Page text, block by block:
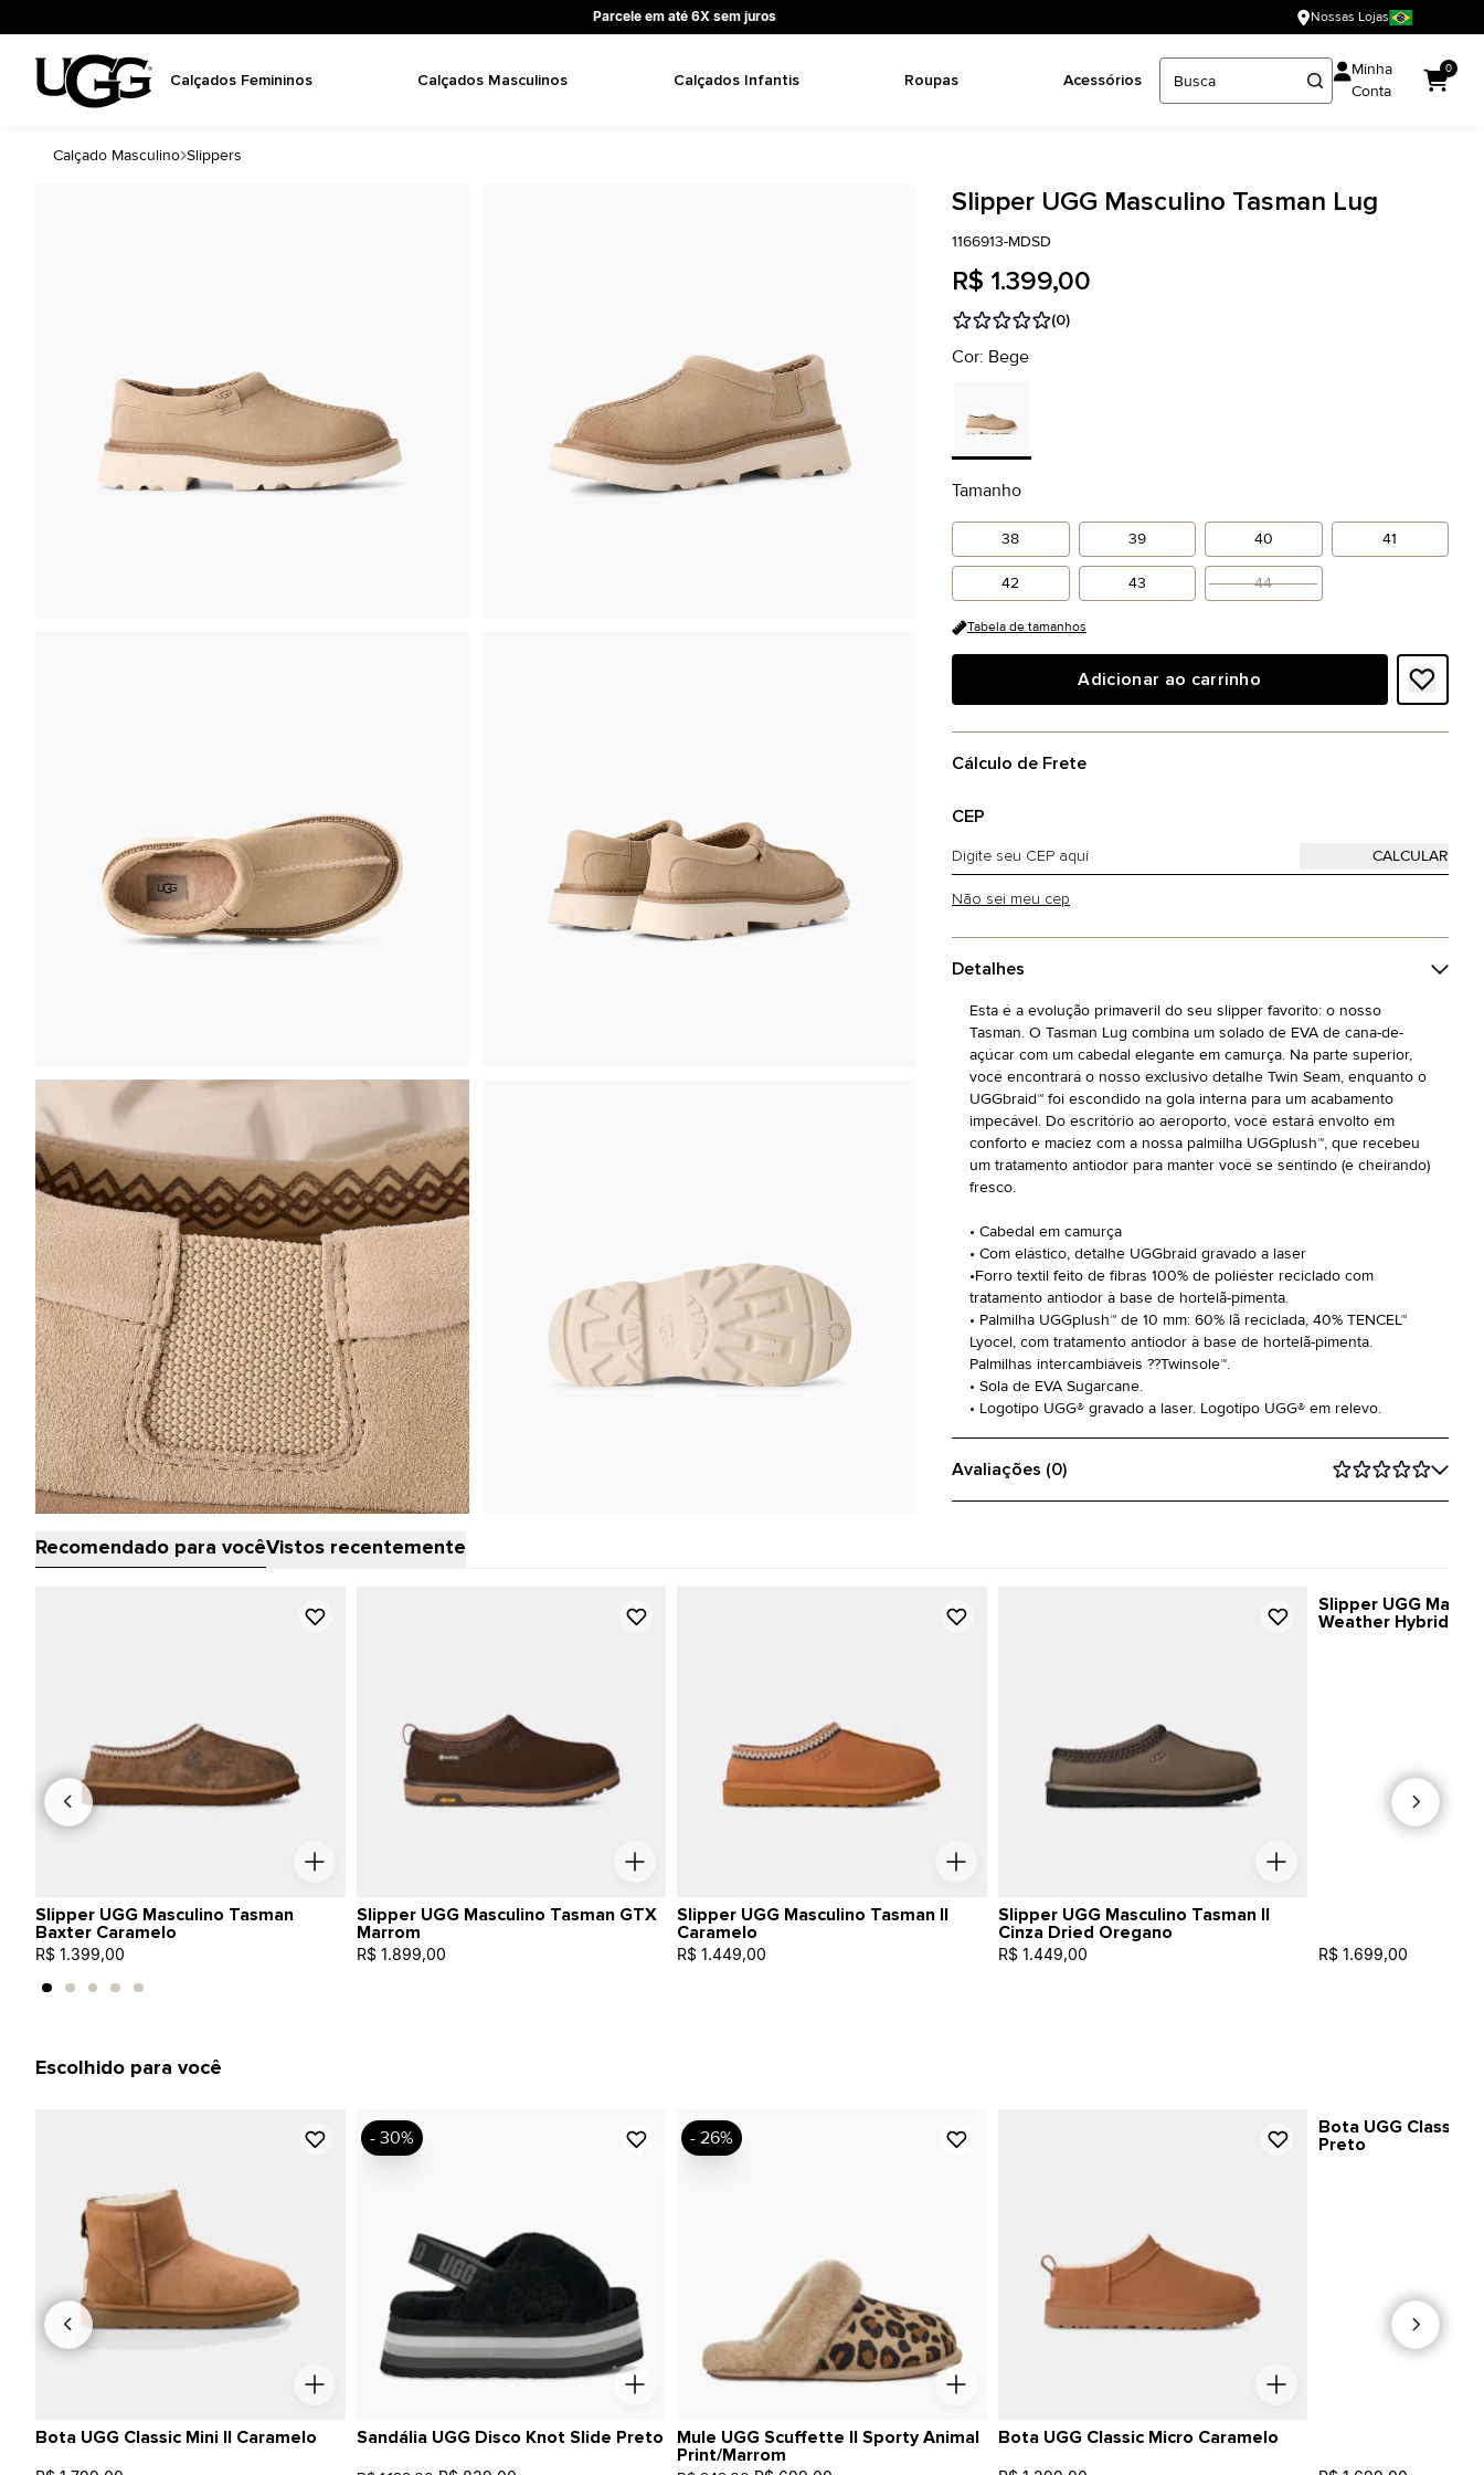
Parcele em até 6X sem juros Nossas Lojas
Calçados Femininos Calçados Masculinos Calçados Infantis Roupas Acessórios
Minha
Conta
0
Calçado Masculino Slippers
Slipper UGG Masculino Tasman Lug
1166913-MDSD
R$ 1.399,00
(0)
Cor: Bege
Tamanho
38 39 40 41
42 43 44
Tabela de tamanhos
Adicionar ao carrinho
Cálculo de Frete
CEP
Não sei meu cep
Detalhes
Esta é a evolução primaveril do seu slipper favorito: o nosso
Tasman. O Tasman Lug combina um solado de EVA de cana-de-
açúcar com um cabedal elegante em camurça. Na parte superior,
você encontrará o nosso exclusivo detalhe Twin Seam, enquanto o
UGGbraid™ foi escondido na gola interna para um acabamento
impecável. Do escritório ao aeroporto, você estará envolto em
conforto e maciez com a nossa palmilha UGGplush™, que recebeu
um tratamento antiodor para manter você se sentindo (e cheirando)
fresco.
• Cabedal em camurça
• Com elástico, detalhe UGGbraid gravado a laser
•Forro têxtil feito de fibras 100% de poliéster reciclado com
tratamento antiodor à base de hortelã-pimenta.
• Palmilha UGGplush™ de 10 mm: 60% lã reciclada, 40% TENCEL™
Lyocel, com tratamento antiodor à base de hortelã-pimenta.
Palmilhas intercambiáveis ??Twinsole™.
• Sola de EVA Sugarcane.
• Logotipo UGG® gravado a laser. Logotipo UGG® em relevo.
Avaliações (0)
Recomendado para vocêVistos recentemente
Slipper UGG Masculino Tasman
Baxter Caramelo
R$ 1.399,00
Slipper UGG Masculino Tasman GTX
Marrom
R$ 1.899,00
Slipper UGG Masculino Tasman II
Caramelo
R$ 1.449,00
Slipper UGG Masculino Tasman II
Cinza Dried Oregano
R$ 1.449,00
Slipper UGG
Weather Hybrid
R$ 1.699,00
Escolhido para você
Bota UGG Classic Mini II Caramelo Sandália UGG Disco Knot Slide Preto
- 30%
Mule UGG Scuffette II Sporty Animal
Print/Marrom
- 26%
Bota UGG Classic Micro Caramelo
Bota UGG Classic
Preto